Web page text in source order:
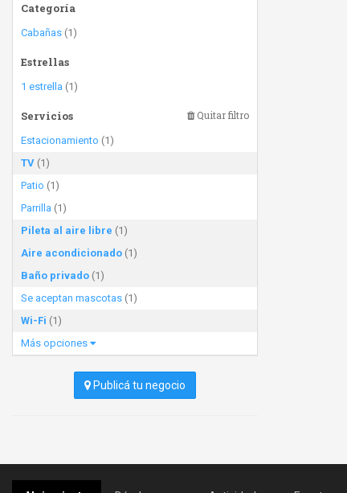
Categoría
Cabañas (1)
Estrellas
1 estrella (1)
Servicios Quitar filtro
Estacionamiento (1)
TV (1)
Patio (1)
Parrilla (1)
Pileta al aire libre (1)
Aire acondicionado (1)
Baño privado (1)
Se aceptan mascotas (1)
Wi-Fi (1)
Más opciones
Publicá tu negocio